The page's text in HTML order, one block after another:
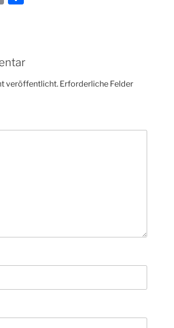
Li
kveröffentlicht. Erforderliche Felder